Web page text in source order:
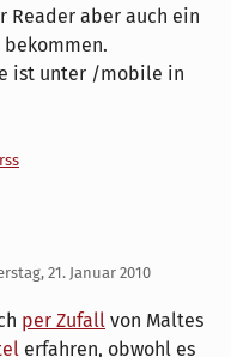
Reader aber auch ein
ist unter /mobile in
21. Januar 2010
per Zufall von Maltes
erfahren, obwohl es